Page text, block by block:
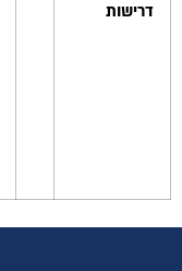
דרישות